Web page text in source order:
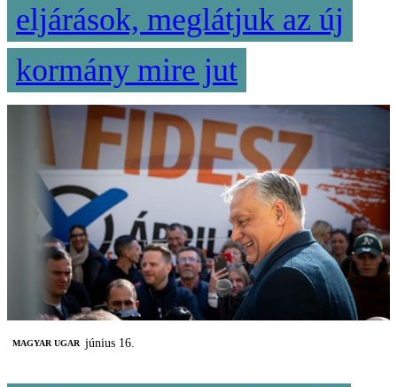
eljárások, meglátjuk az új
kormány mire jut
MAGYAR UGAR június 16.